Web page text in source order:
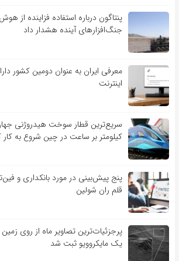
پنتاگون درباره استفاده فزاینده از
جنگ‌افزارهای آینده هشدار داد
معرفی ایران به عنوان دومین کشور
اینترنت
کیلومتر بر ساعت در چین شروع به کار
قلم ران شولین
پرجزئیات‌ترین تصاویر ماه از روی
یک مایکروویو ثبت شد